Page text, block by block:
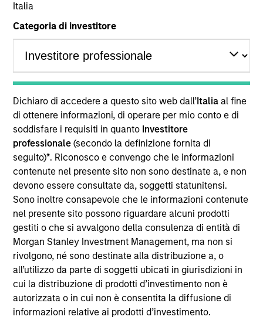
Italia
Categoria di investitore
Dichiaro di accedere a questo sito web dall’Italia al fine
di ottenere informazioni, di operare per mio conto e di
soddisfare i requisiti in quanto Investitore
professionale(secondo la definizione fornita di
seguito)*. Riconosco e convengo che le informazioni
contenute nel presente sito non sono destinate a, e non
devono essere consultate da, soggetti statunitensi.
Sono inoltre consapevole che le informazioni contenute
nel presente sito possono riguardare alcuni prodotti
gestiti o che si avvalgono della consulenza di entità di
Morgan Stanley Investment Management, ma non si
rivolgono, né sono destinate alla distribuzione a, o
all’utilizzo da parte di soggetti ubicati in giurisdizioni in
cui la distribuzione di prodotti d’investimento non è
autorizzata o in cui non è consentita la diffusione di
informazioni relative ai prodotti d’investimento.
*Devise de référence du fonds
Comparti di Morgan Stanley Investment Funds, una
società di investimento a capitale variabile di diritto
lussemburghese. (la “Società”) è registrata nel
Granducato di Lussemburgo come organismo
d’investimento collettivo ai sensi della Parte 1 della Legge
del 17 dicembre 2010 e successive modifiche. La Società è
un organismo d’investimento collettivo in valori mobiliari
(“OICVM”).
Prima dell’adesione ai comparti, le richieste di
partecipazione non devono essere presentate senza aver
consultato l’ultima versione del Prospetto Informativo, del
documento contenente informazioni chiave (“KID”) o del
documento contenente informazioni chiave per gli
investitori (“KIID”), della relazione annuale e della
relazione semestrale (“Documenti di offerta”) o altri
documenti disponibili sul sito
https://www.morganstanley.com/im/msinvf/index.html
a titolo gratuito presso la Sede legale all’indirizzo
European Bank and Business Centre, 6B route de Trèves,